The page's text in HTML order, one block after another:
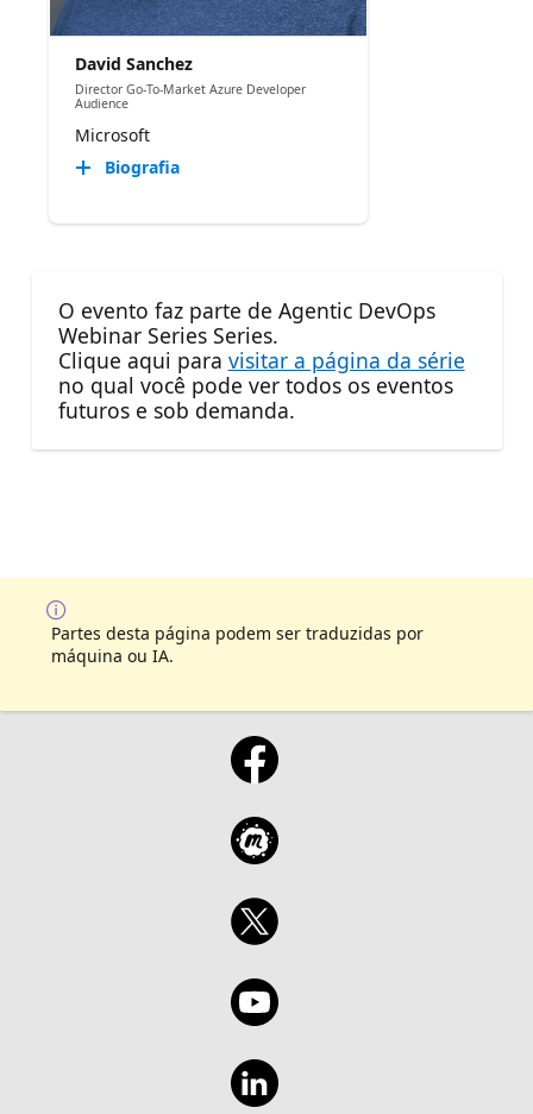
David Sanchez
Director Go-To-Market Azure Developer
Audience
Microsoft
Biografia
O evento faz parte de Agentic DevOps
Webinar Series Series.
Clique aqui para visitar a página da série
no qual você pode ver todos os eventos
futuros e sob demanda.
Partes desta página podem ser traduzidas por
máquina ou IA.